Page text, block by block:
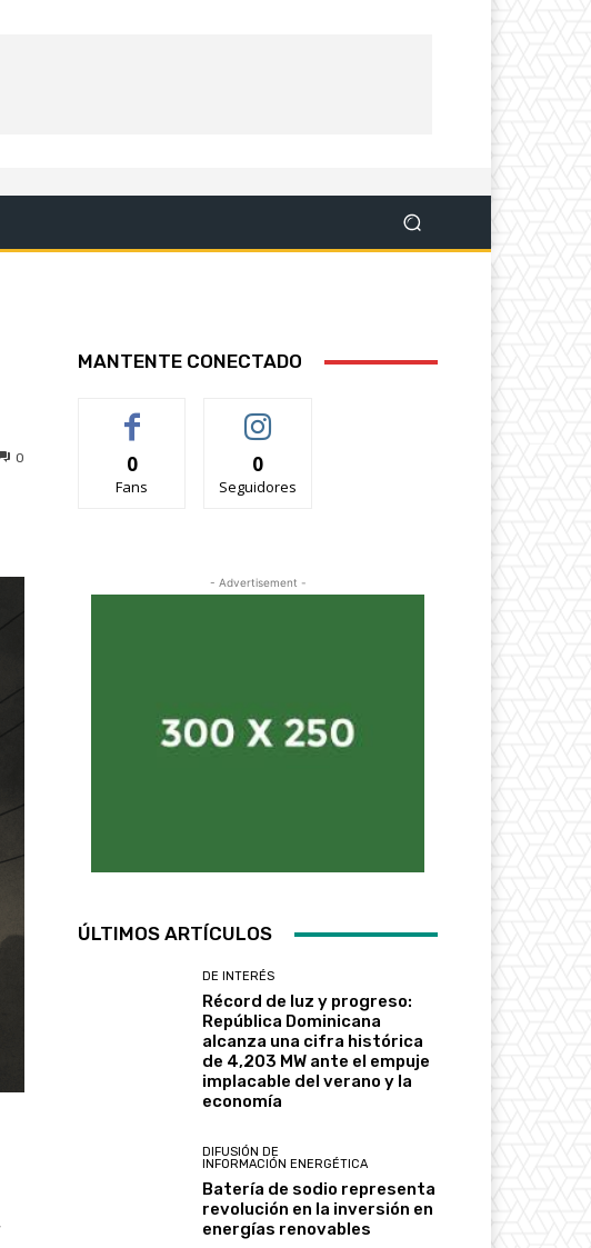
0
MANTENTE CONECTADO
0
Fans
0
Seguidores
- Advertisement -
ÚLTIMOS ARTÍCULOS
DE INTERÉS
Récord de luz y progreso:
República Dominicana
alcanza una cifra histórica
de 4,203 MW ante el empuje
implacable del verano y la
economía
DIFUSIÓN DE
INFORMACIÓN ENERGÉTICA
Batería de sodio representa
revolución en la inversión en
energías renovables